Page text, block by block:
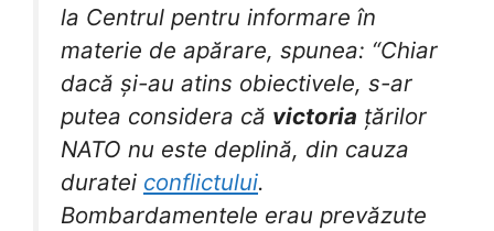
la Centrul pentru informare în
materie de apărare, spunea: “Chiar
dacă și-au atins obiectivele, s-ar
putea considera că victoria țărilor
NATO nu este deplină, din cauza
duratei conflictului.
Bombardamentele erau prevăzute